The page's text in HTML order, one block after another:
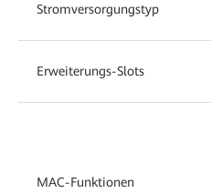
Stromversorgungstyp
Erweiterungs-Slots
MAC-Funktionen